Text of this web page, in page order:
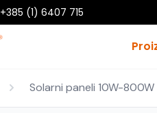
+385 (1) 6407 715
Solarni paneli 10W-